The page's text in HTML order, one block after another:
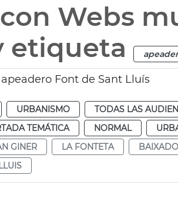
Webs
etiqueta
Font de Sant Lluís
URBANISMO TODAS LAS
TEMÁTICA NORMAL
GINER LA FONTETA